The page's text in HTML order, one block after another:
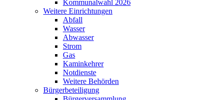
Kommunalwahl 2026
Weitere Einrichtungen
Abfall
Wasser
Abwasser
Strom
Gas
Kaminkehrer
Notdienste
Weitere Behörden
Bürgerbeteiligung